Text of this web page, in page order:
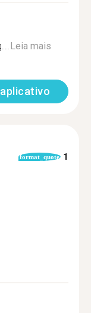
Leia mais
format_quote 1